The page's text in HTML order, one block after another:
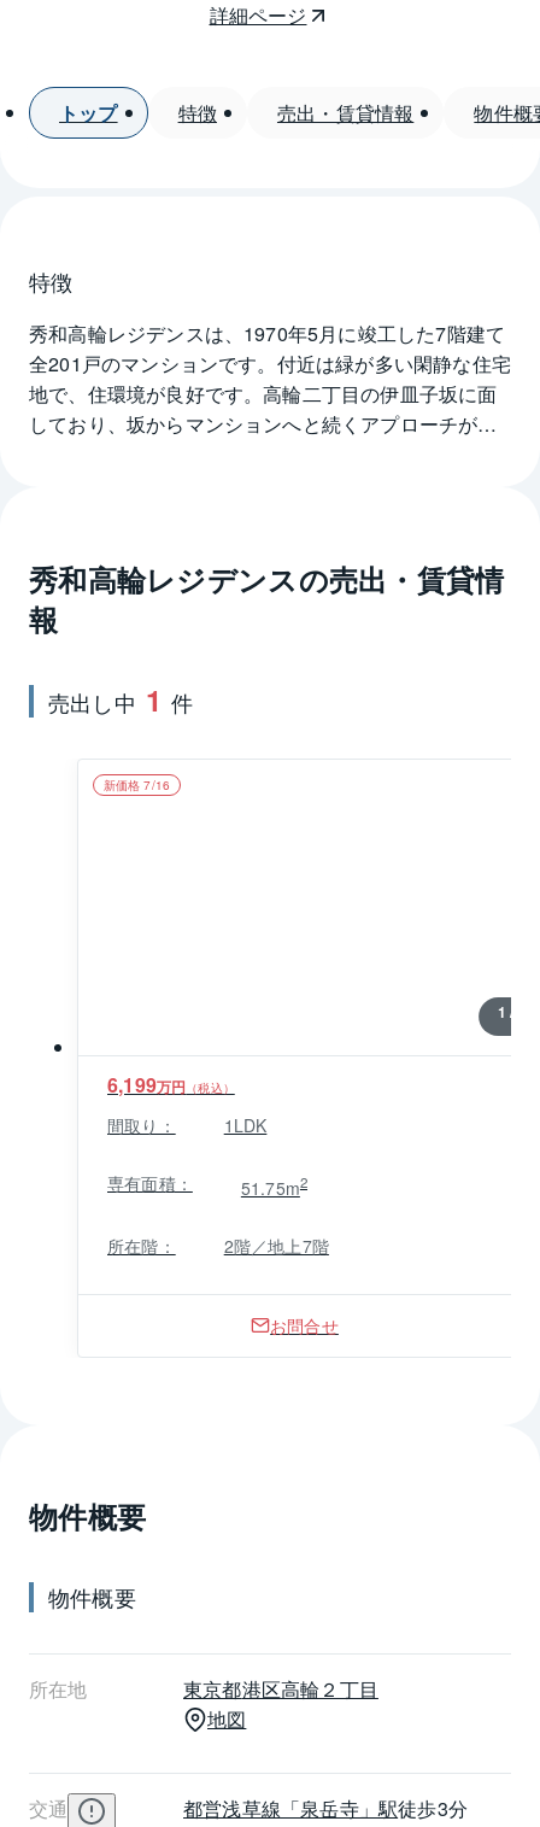
詳細ページ
トップ 特徴 売出・賃貸情報 物件概
特徴
秀和高輪レジデンスは、1970年5月に竣工した7階建て
全201戸のマンションです。付近は緑が多い閑静な住宅
地で、住環境が良好です。高輪二丁目の伊皿子坂に面
しており、坂からマンションへと続くアプローチが特
は大規模修繕工事も行われているなど修繕計画、管理
体制も良好で居住する人には安心です。秀和高輪レジ
デンスは都営浅草線泉岳寺駅から徒歩3分という好立地
路線が利用可能な白金高輪駅も徒歩7分という近さで
す。大型スーパーが徒歩3分、コンビニエンスストアも
徒歩1分の距離にあるため、日常の買い物にも困りませ
秀和高輪レジデンスの売出・賃貸情
報
売出し中 1 件
1 / 0
新価格 7/16
6,199万円 （税込）
間取り： 1LDK
専有面積： 51.75m2
所在階： 2階／地上7階
お問合せ
物件概要
物件概要
所在地 東京都港区高輪２丁目
地図
交通 都営浅草線 「泉岳寺」駅徒歩3分